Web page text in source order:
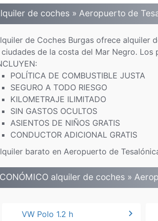
de coches » Aeropuerto de
de Coches Burgas ofrece alquiler
de la costa del Mar Negro. Los
POLÍTICA DE COMBUSTIBLE JUSTA
SEGURO A TODO RIESGO
KILOMETRAJE ILIMITADO
SIN GASTOS OCULTOS
ASIENTOS DE NIÑOS GRATIS
CONDUCTOR ADICIONAL GRATIS
barato en Aeropuerto de
alquiler de coches »
VW Polo 1.2 h chevron_right